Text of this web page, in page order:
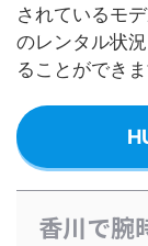
されているモ
のレンタル状
ることができま
香川で腕